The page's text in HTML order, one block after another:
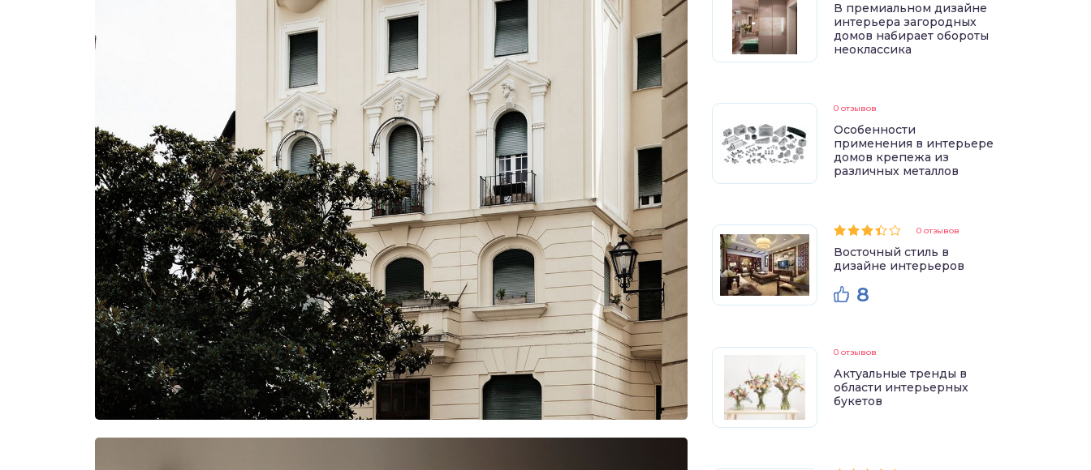
В премиальном дизайне
интерьера загородных
домов набирает обороты
неоклассика
0 отзывов
Особенности
применения в интерьере
домов крепежа из
различных металлов
0 отзывов
Восточный стиль в
дизайне интерьеров
8
0 отзывов
Актуальные тренды в
области интерьерных
букетов